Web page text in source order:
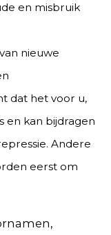
en misbruik
nieuwe
dat het voor u,
en kan bijdragen
Andere
eerst om